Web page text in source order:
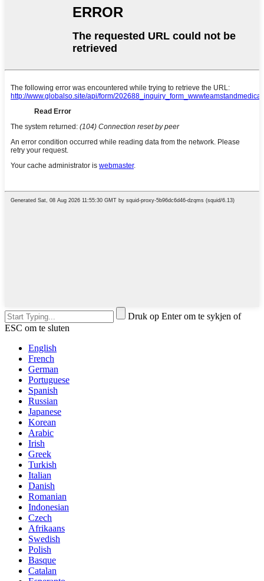
Druk op Enter om te sykjen of
ESC om te sluten
English
French
German
Portuguese
Spanish
Russian
Japanese
Korean
Arabic
Irish
Greek
Turkish
Italian
Danish
Romanian
Indonesian
Czech
Afrikaans
Swedish
Polish
Basque
Catalan